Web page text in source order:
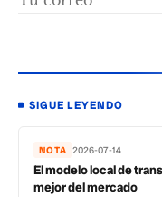
SIGUE LEYENDO
NOTA 2026-07-14
El modelo local de
mejor del mercado